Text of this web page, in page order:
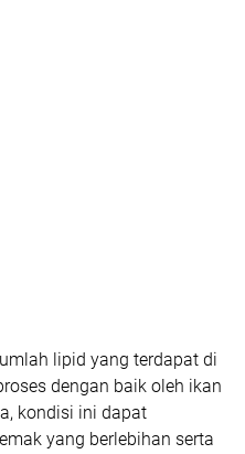
lipid yang terdapat di
dengan baik oleh ikan
kondisi ini dapat
yang berlebihan serta